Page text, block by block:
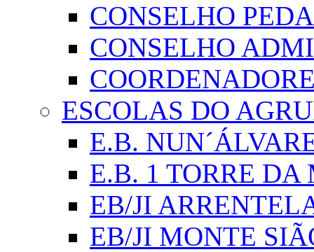
CONSELHO
CONSELHO
ESCOLAS DO
E.B.
E.B. 1 TORRE
EB/JI
EB/JI MONTE